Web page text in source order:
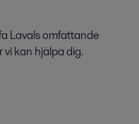
Lavals omfattande
kan hjälpa dig.